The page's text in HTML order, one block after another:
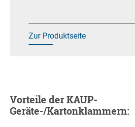
Zur Produktseite
Vorteile der KAUP-
Geräte-/Kartonklammern: